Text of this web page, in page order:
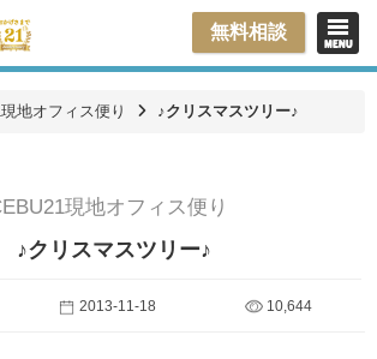
無料相談
地オフィス便り ♪クリスマスツリー♪
現地オフィス便り
♪クリスマスツリー♪
2013-11-18 10,644